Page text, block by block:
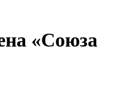
«Союза